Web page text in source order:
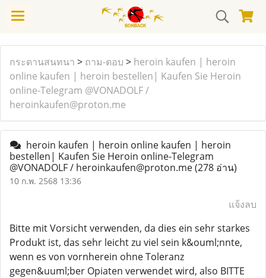
กระดานสนทนา > ถาม-ตอบ > heroin kaufen | heroin
online kaufen | heroin bestellen| Kaufen Sie Heroin
online-Telegram @VONADOLF /
heroinkaufen@proton.me
heroin kaufen | heroin online kaufen | heroin
bestellen| Kaufen Sie Heroin online-Telegram
@VONADOLF / heroinkaufen@proton.me(278 อ่าน)
10 ก.พ. 2568 13:36
แจ้งลบ
Bitte mit Vorsicht verwenden, da dies ein sehr starkes
Produkt ist, das sehr leicht zu viel sein k&ouml;nnte,
wenn es von vornherein ohne Toleranz
gegen&uuml;ber Opiaten verwendet wird, also BITTE